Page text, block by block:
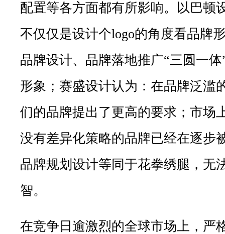
配置等各方面都有所影响。以巴顿
不仅仅是设计个logo的角度看品牌
品牌设计、品牌落地推广“三圆一
形象；赛盛设计认为：在品牌泛滥
们的品牌提出了更高的要求；市场
没有差异化策略的品牌已经在逐步
品牌规划设计等同于花拳绣腿，无
智。
在竞争日逾激烈的全球市场上，严